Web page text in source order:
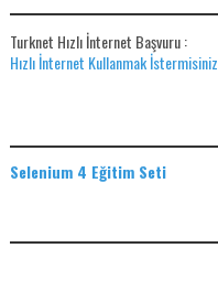
Turknet Hızlı İnternet Başvuru :
Hızlı İnternet Kullanmak İstermisiniz
Selenium 4 Eğitim Seti